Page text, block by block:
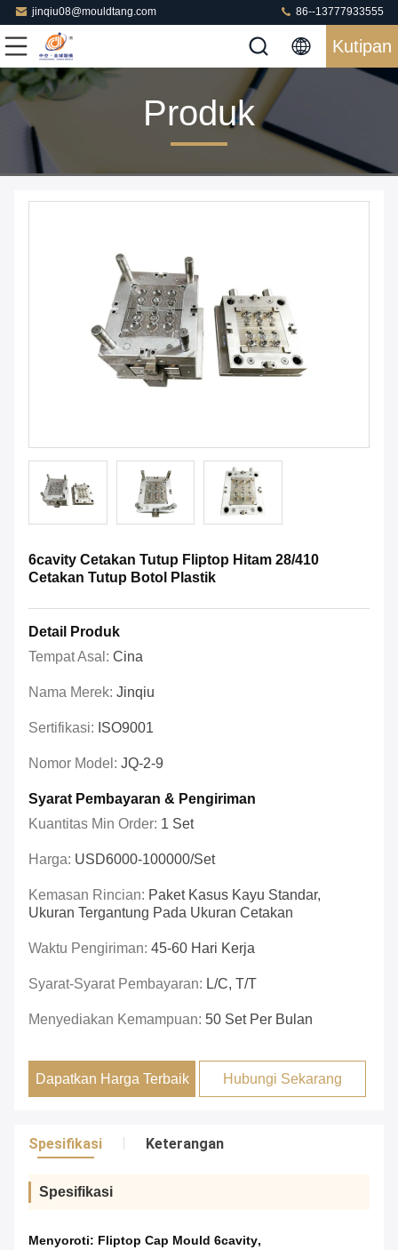
jinqiu08@mouldtang.com 86--13777933555
Kutipan
Produk
6cavity Cetakan Tutup Fliptop Hitam 28/410
Cetakan Tutup Botol Plastik
Detail Produk
Tempat Asal: Cina
Nama Merek: Jinqiu
Sertifikasi: ISO9001
Nomor Model: JQ-2-9
Syarat Pembayaran & Pengiriman
Kuantitas Min Order: 1 Set
Harga: USD6000-100000/set
Kemasan Rincian: Paket Kasus Kayu Standar,
Ukuran Tergantung Pada Ukuran Cetakan
Waktu Pengiriman: 45-60 Hari Kerja
Syarat-Syarat Pembayaran: L/C, T/T
Menyediakan Kemampuan: 50 Set Per Bulan
Dapatkan Harga Terbaik Hubungi Sekarang
Spesifikasi Keterangan
Spesifikasi
Menyoroti: Fliptop Cap Mould 6cavity,